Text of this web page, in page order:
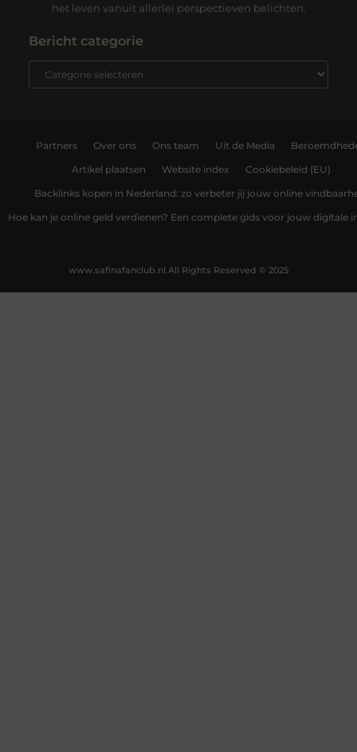
het leven vanuit allerlei perspectieven belichten.
Bericht categorie
Partners Over ons Ons team Uit de Media
Artikel plaatsen Website index Cookiebeleid (EU)
Backlinks kopen in Nederland: zo verbeter jij jouw online
Hoe kan je online geld verdienen? Een complete gids voor jouw digitale
All Rights Reserved © 2025
www.safinafanclub.nl.